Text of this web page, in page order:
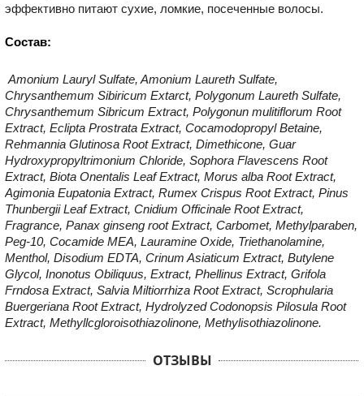
эффективно питают сухие, ломкие, посеченные волосы.
Состав:
Amonium Lauryl Sulfate, Amonium Laureth Sulfate,
Chrysanthemum Sibiricum Extarct, Polygonum Laureth Sulfate,
Chrysanthemum Sibricum Extract, Polygonun mulitiflorum Root
Extract, Eclipta Prostrata Extract, Cocamodopropyl Betaine,
Rehmannia Glutinosa Root Extract, Dimethicone, Guar
Hydroxypropyltrimonium Chloride, Sophora Flavescens Root
Extract, Biota Onentalis Leaf Extract, Morus alba Root Extract,
Agimonia Eupatonia Extract, Rumex Crispus Root Extract, Pinus
Thunbergii Leaf Extract, Cnidium Officinale Root Extract,
Fragrance, Panax ginseng root Extract, Carbomet, Methylparaben,
Peg-10, Cocamide MEA, Lauramine Oxide, Triethanolamine,
Menthol, Disodium EDTA, Crinum Asiaticum Extract, Butylene
Glycol, Inonotus Obiliquus, Extract, Phellinus Extract, Grifola
Frndosa Extract, Salvia Miltiorrhiza Root Extract, Scrophularia
Buergeriana Root Extract, Hydrolyzed Codonopsis Pilosula Root
Extract, Methyllcgloroisothiazolinone, Methylisothiazolinone.
ОТЗЫВЫ